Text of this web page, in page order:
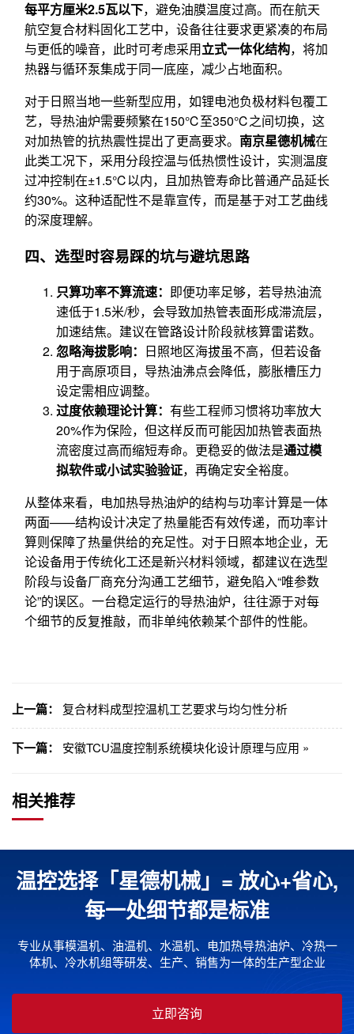
每平方厘米2.5瓦以下，避免油膜温度过高。而在航天
航空复合材料固化工艺中，设备往往要求更紧凑的布局
与更低的噪音，此时可考虑采用立式一体化结构，将加
热器与循环泵集成于同一底座，减少占地面积。
对于日照当地一些新型应用，如锂电池负极材料包覆工
艺，导热油炉需要频繁在150℃至350℃之间切换，这
对加热管的抗热震性提出了更高要求。 南京星德机械在
此类工况下，采用分段控温与低热惯性设计，实测温度
过冲控制在±1.5℃以内，且加热管寿命比普通产品延长
约30%。这种适配性不是靠宣传，而是基于对工艺曲线
的深度理解。
四、选型时容易踩的坑与避坑思路
只算功率不算流速： 即便功率足够，若导热油流
速低于1.5米/秒，会导致加热管表面形成滞流层，
加速结焦。建议在管路设计阶段就核算雷诺数。
忽略海拔影响： 日照地区海拔虽不高，但若设备
用于高原项目，导热油沸点会降低，膨胀槽压力
设定需相应调整。
过度依赖理论计算： 有些工程师习惯将功率放大
20%作为保险，但这样反而可能因加热管表面热
流密度过高而缩短寿命。更稳妥的做法是通过模
拟软件或小试实验验证，再确定安全裕度。
从整体来看，电加热导热油炉的结构与功率计算是一体
两面——结构设计决定了热量能否有效传递，而功率计
算则保障了热量供给的充足性。对于日照本地企业，无
论设备用于传统化工还是新兴材料领域，都建议在选型
阶段与设备厂商充分沟通工艺细节，避免陷入“唯参数
论”的误区。一台稳定运行的导热油炉，往往源于对每
个细节的反复推敲，而非单纯依赖某个部件的性能。
上一篇： 复合材料成型控温机工艺要求与均匀性分析
下一篇： 安徽TCU温度控制系统模块化设计原理与应用 »
相关推荐
温控选择「星德机械」= 放心+省心,
每一处细节都是标准
专业从事模温机、油温机、水温机、电加热导热油炉、冷热一
体机、冷水机组等研发、生产、销售为一体的生产型企业
立即咨询